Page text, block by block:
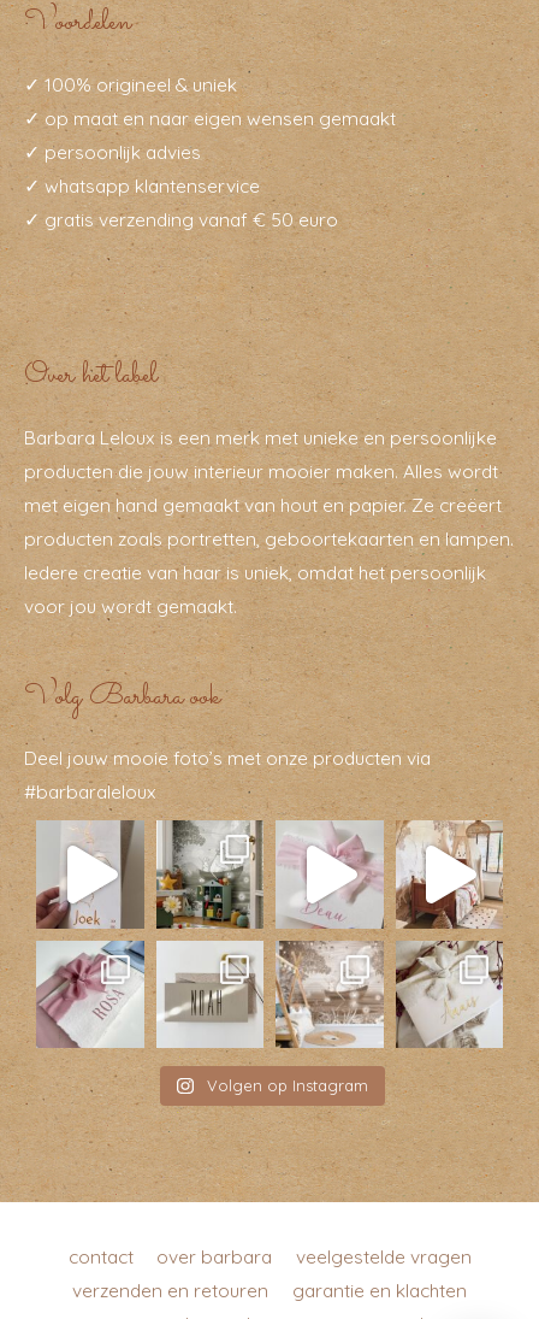
Voordelen
✓ 100% origineel & uniek
✓ op maat en naar eigen wensen gemaakt
✓ persoonlijk advies
✓ whatsapp klantenservice
✓ gratis verzending vanaf € 50 euro
Over het label
Barbara Leloux is een merk met unieke en persoonlijke
producten die jouw interieur mooier maken. Alles wordt
met eigen hand gemaakt van hout en papier. Ze creëert
producten zoals portretten, geboortekaarten en lampen.
Iedere creatie van haar is uniek, omdat het persoonlijk
voor jou wordt gemaakt.
Volg Barbara ook
Deel jouw mooie foto’s met onze producten via
#barbaraleloux
Volgen op Instagram
contact over barbara
veelgestelde vragen
verzenden en retouren
garantie en klachten